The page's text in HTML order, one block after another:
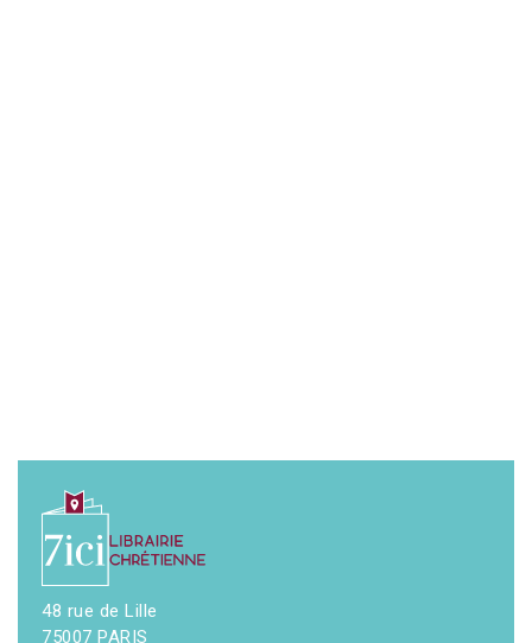
48 rue de Lille
75007 PARIS